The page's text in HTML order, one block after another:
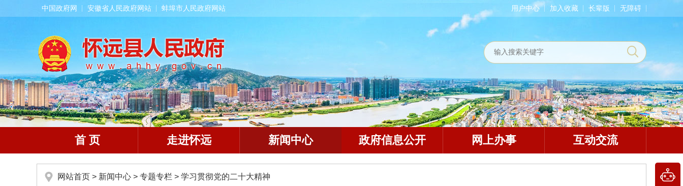
中国政府网 安徽省人民政府网站 蚌埠市人民政府网站 用户中心 加入收藏 长辈版 无障碍
首 页 走进怀远 新闻中心 政府信息公开 网上办事 互动交流
网站首页 > 新闻中心 > 专题专栏 > 学习贯彻党的二十大精神